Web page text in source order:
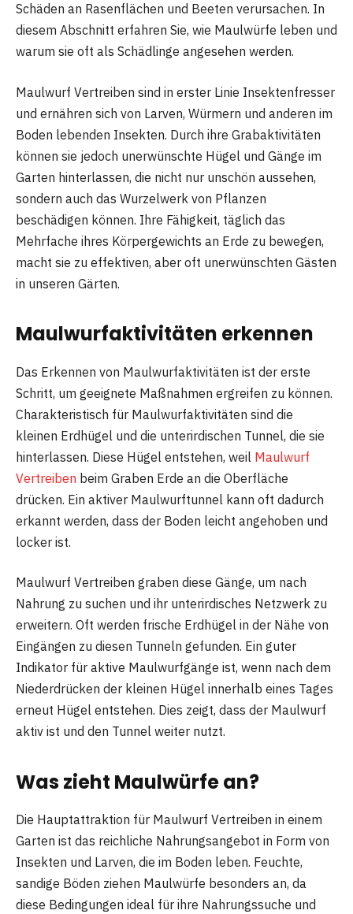
Schäden an Rasenflächen und Beeten verursachen. In
diesem Abschnitt erfahren Sie, wie Maulwürfe leben und
warum sie oft als Schädlinge angesehen werden.
Maulwurf Vertreiben sind in erster Linie Insektenfresser
und ernähren sich von Larven, Würmern und anderen im
Boden lebenden Insekten. Durch ihre Grabaktivitäten
können sie jedoch unerwünschte Hügel und Gänge im
Garten hinterlassen, die nicht nur unschön aussehen,
sondern auch das Wurzelwerk von Pflanzen
beschädigen können. Ihre Fähigkeit, täglich das
Mehrfache ihres Körpergewichts an Erde zu bewegen,
macht sie zu effektiven, aber oft unerwünschten Gästen
in unseren Gärten.
Maulwurfaktivitäten erkennen
Das Erkennen von Maulwurfaktivitäten ist der erste
Schritt, um geeignete Maßnahmen ergreifen zu können.
Charakteristisch für Maulwurfaktivitäten sind die
kleinen Erdhügel und die unterirdischen Tunnel, die sie
hinterlassen. Diese Hügel entstehen, weil Maulwurf
Vertreiben beim Graben Erde an die Oberfläche
drücken. Ein aktiver Maulwurftunnel kann oft dadurch
erkannt werden, dass der Boden leicht angehoben und
locker ist.
Maulwurf Vertreiben graben diese Gänge, um nach
Nahrung zu suchen und ihr unterirdisches Netzwerk zu
erweitern. Oft werden frische Erdhügel in der Nähe von
Eingängen zu diesen Tunneln gefunden. Ein guter
Indikator für aktive Maulwurfgänge ist, wenn nach dem
Niederdrücken der kleinen Hügel innerhalb eines Tages
erneut Hügel entstehen. Dies zeigt, dass der Maulwurf
aktiv ist und den Tunnel weiter nutzt.
Was zieht Maulwürfe an?
Die Hauptattraktion für Maulwurf Vertreiben in einem
Garten ist das reichliche Nahrungsangebot in Form von
Insekten und Larven, die im Boden leben. Feuchte,
sandige Böden ziehen Maulwürfe besonders an, da
diese Bedingungen ideal für ihre Nahrungssuche und